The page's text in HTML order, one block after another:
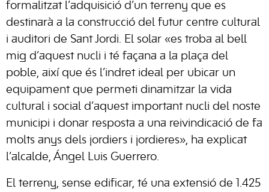
formalitzat l’adquisició d’un terreny que es
destinarà a la construcció del futur centre cultural
i auditori de Sant Jordi. El solar «es troba al bell
mig d’aquest nucli i té façana a la plaça del
poble, així que és l’indret ideal per ubicar un
equipament que permeti dinamitzar la vida
cultural i social d’aquest important nucli del noste
municipi i donar resposta a una reivindicació de fa
molts anys dels jordiers i jordieres», ha explicat
l’alcalde, Ángel Luis Guerrero.
El terreny, sense edificar, té una extensió de 1.425